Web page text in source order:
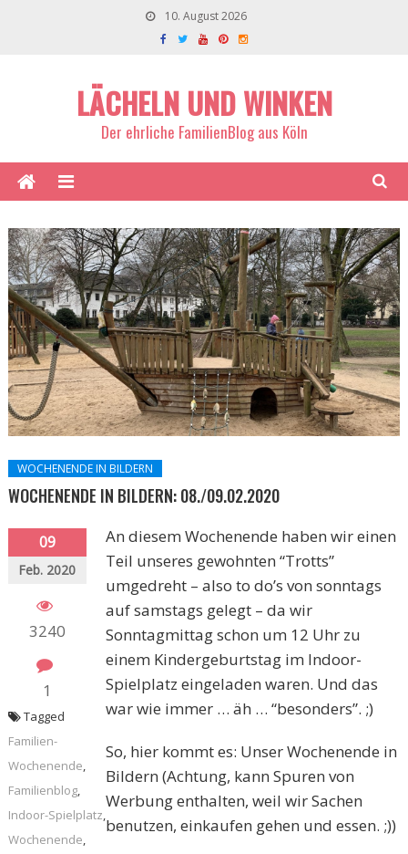
10. August 2026
LÄCHELN UND WINKEN
Der ehrliche FamilienBlog aus Köln
WOCHENENDE IN BILDERN
WOCHENENDE IN BILDERN: 08./09.02.2020
09
Feb. 2020
3240
1
An diesem Wochenende haben wir einen
Teil unseres gewohnten “Trotts”
umgedreht – also to do’s von sonntags
auf samstags gelegt – da wir
Sonntagmittag schon um 12 Uhr zu
einem Kindergeburtstag im Indoor-
Spielplatz eingeladen waren. Und das
war wie immer … äh … “besonders”. ;)
So, hier kommt es: Unser Wochenende in
Bildern (Achtung, kann Spuren von
Werbung enthalten, weil wir Sachen
benutzen, einkaufen gehen und essen. ;))
Tagged
Familien-
Wochenende,
Familienblog,
Indoor-Spielplatz,
Wochenende,